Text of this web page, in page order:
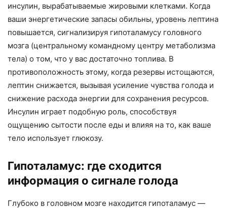
инсулин, вырабатываемые жировыми клетками. Когда
ваши энергетические запасы обильны, уровень лептина
повышается, сигнализируя гипоталамусу головного
мозга (центральному командному центру метаболизма
тела) о том, что у вас достаточно топлива. В
противоположность этому, когда резервы истощаются,
лептин снижается, вызывая усиление чувства голода и
снижение расхода энергии для сохранения ресурсов.
Инсулин играет подобную роль, способствуя
ощущению сытости после еды и влияя на то, как ваше
тело использует глюкозу.
Гипоталамус: где сходится
информация о сигнале голода
Глубоко в головном мозге находится гипоталамус —